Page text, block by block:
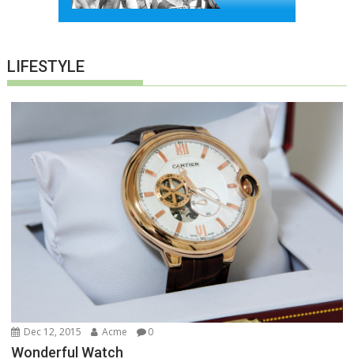
LIFESTYLE
Dec 12, 2015 Acme 0
Wonderful Watch